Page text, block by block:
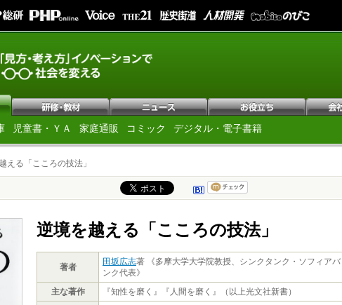
児童書・ＹＡ 家庭通販 コミック デジタル・電子書籍
える「こころの技法」
逆境を越える「こころの技法」
著者
田坂広志著 《多摩大学大学院教授、シンクタンク・ソフィアバ
ンク代表》
主な著作
『知性を磨く』『人間を磨く』（以上光文社新書）